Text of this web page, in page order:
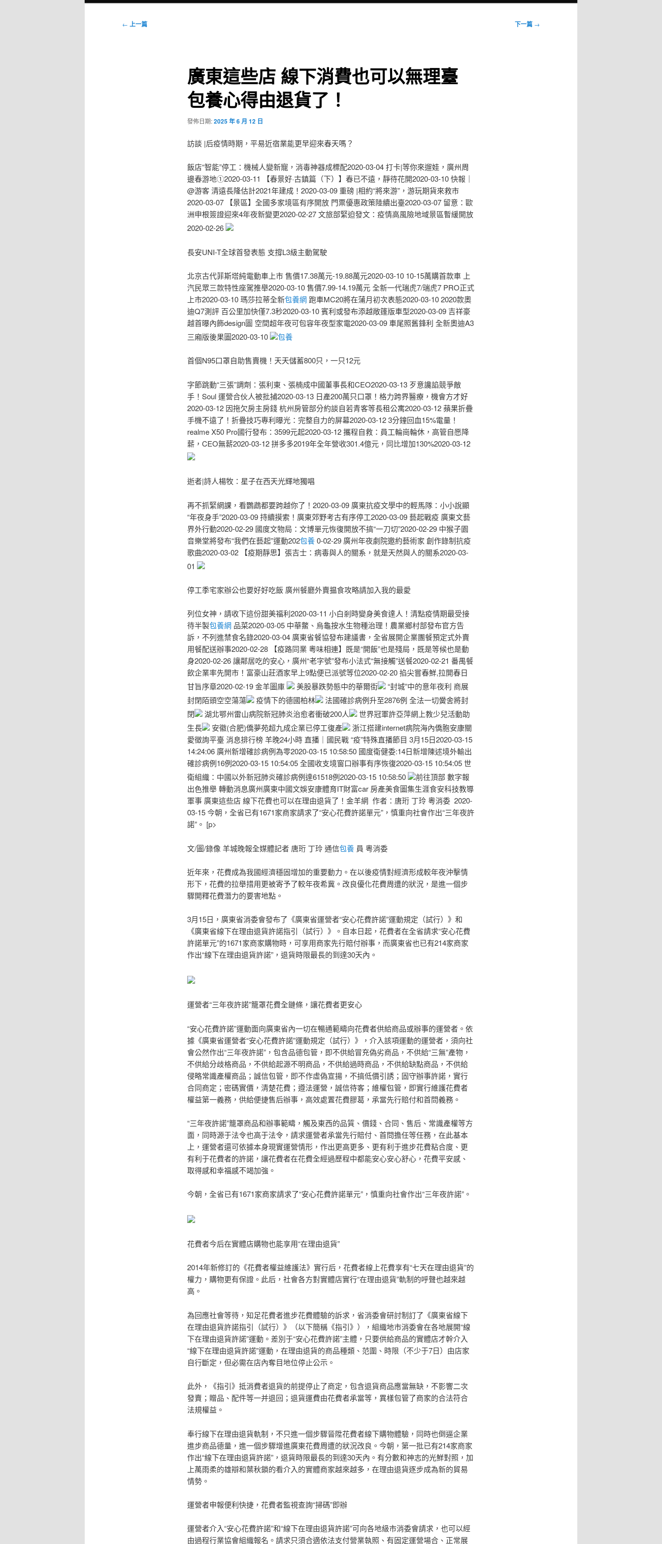
文
← 上一篇 下一篇 →
廣東這些店 線下消費也可以無理臺
包養心得由退貨了！
發佈日期:2025 年 6 月 12 日
訪談 |后疫情時期，平易近宿業能更早迎來春天嗎？
飯店“智能”停工：機械人變新寵，消毒神器成標配2020-03-04 打卡|等你來遛娃，廣州周
邊春游地①2020-03-11 【春景好·古鎮篇（下）】春已不遠，靜待花開2020-03-10 快報｜
@游客 清遠長隆估計2021年建成！2020-03-09 重磅 |相約“將來游”，游玩期貨來救市
2020-03-07 【景區】全國多家境區有序開放 門票優惠政策陸續出臺2020-03-07 留意：歐
洲申根簽證迎來4年夜新變更2020-02-27 文旅部緊迫發文：疫情高風險地域景區暫緩開放
2020-02-26
​長安UNI-T全球首發表態 支撐L3級主動駕駛
北京古代菲斯塔純電動車上市 售價17.38萬元-19.88萬元2020-03-10 ​10-15萬購首款車 上
汽民眾三款特性座駕推舉2020-03-10 ​售價7.99-14.19萬元 全新一代瑞虎7/瑞虎7 PRO正式
上市2020-03-10 瑪莎拉蒂全新包養網 跑車MC20將在蒲月初次表態2020-03-10 2020款奧
迪Q7測評 百公里加快僅7.3秒2020-03-10 賓利或發布添越敞篷版車型2020-03-09 吉祥豪
越首曝內飾design圖 空間超年夜可包容年夜型家電2020-03-09 車尾照舊鋒利 全新奧迪A3
三廂版後果圖2020-03-10
包養
首個N95口罩自助售賣機！天天儲蓄800只，一只12元
字節跳動“三張”調劑：張利東、張楠成中國董事長和CEO2020-03-13 歹意讒諂競爭敵
手！Soul 運營合伙人被批捕2020-03-13 日產200萬只口罩！格力跨界醫療，機會方才好
2020-03-12 因拖欠房主房錢 杭州房管部分約談自若青客等長租公寓2020-03-12 蘋果折疊
手機不遠了！折疊技巧專利曝光：完整自力的屏幕2020-03-12 3分鐘回血15%電量！
realme X50 Pro國行發布：3599元起2020-03-12 攜程自救：員工輪崗輪休，高管自愿降
薪，CEO無薪2020-03-12 拼多多2019年全年營收301.4億元，同比增加130%2020-03-12
逝者|詩人楊牧：星子在西天光輝地獨唱
再不抓緊網課，看鸚鵡都要跨越你了！2020-03-09 廣東抗疫文學中的輕馬隊：小小說顯
“年夜身手”2020-03-09 持續摸索！廣東郊野考古有序停工2020-03-09 藝起戰疫 廣東文藝
界外行動2020-02-29 國度文物局：文博單元恢復開放不搞“一刀切”2020-02-29 中猴子園
音樂堂將發布“我們在藝起”運動202包養0-02-29 廣州年夜劇院邀約藝術家 創作錄制抗疫
歌曲2020-03-02 【疫期靜思】張吉士：病毒與人的關系，就是天然與人的關系2020-03-
01
停工季宅家辦公也要好好吃飯 廣州餐廳外賣揾食攻略請加入我的最愛
列位女神，請收下這份甜美福利2020-03-11 小白剎時變身美食達人！清點疫情期最受接
待半製包養網 品菜2020-03-05 中華鱉、烏龜按水生物種治理！農業鄉村部發布官方告
訴，不列進禁食名錄2020-03-04 廣東省餐協發布建議書，全省展開企業團餐預定式外賣
用餐配送辦事2020-02-28 【疫路同業 粵味相連】既是“開飯”也是殘局，既是等候也是動
身2020-02-26 讓鄰居吃的安心，廣州“老字號”發布小法式“無接觸”送餐2020-02-21 番禺餐
飲企業率先開市！富豪山莊酒家早上9點便已派號等位2020-02-20 掐尖嘗春鮮,拉開春日
甘旨序章2020-02-19 金羊圖庫
美股暴跌勢態中的華爾街
“封城”中的意年夜利 商展
封閉陌頭空空蕩蕩
疫情下的德國柏林
法國確診病例升至2876例 全法一切黌舍將封
閉
湖北鄂州雷山病院新冠肺炎治愈者衝破200人
世界冠軍許亞萍網上教少兒活動助
生長
安徽(合肥)僑夢苑超九成企業已停工復產
浙江搭建internet病院海內僑胞安康關
愛徵詢平臺 消息排行榜 羊晚24小時 直播｜國民戰 “疫”特殊直播節目 3月15日2020-03-15
14:24:06 廣州新增確診病例為零2020-03-15 10:58:50 國度衛健委:14日新增陳述境外輸出
確診病例16例2020-03-15 10:54:05 全國收支境窗口辦事有序恢復2020-03-15 10:54:05 世
衛組織：中國以外新冠肺炎確診病例達61518例2020-03-15 10:58:50
前往頂部 數字報
出色推舉 轉動消息廣州廣東中國文娛安康體育IT財富car 房產美食圖集生涯食安科技教導
軍事 廣東這些店 線下花費也可以在理由退貨了！金羊網 作者：唐珩 丁玲 粵消委 2020-
03-15 今朝，全省已有1671家商家請求了“安心花費許諾單元”，慎重向社會作出“三年夜許
諾”。 [p>
文/圖/錄像 羊城晚報全媒體記者 唐珩 丁玲 通信包養員 粵消委
近年來，花費成為我國經濟穩固增加的重要動力。在以後疫情對經濟形成較年夜沖擊情
形下，花費的拉舉措用更被寄予了較年夜希冀。改良優化花費周遭的狀況，是進一個步
驟開釋花費潛力的要害地點。
3月15日，廣東省消委會發布了《廣東省運營者“安心花費許諾”運動規定（試行）》和
《廣東省線下在理由退貨許諾指引（試行）》。自本日起，花費者在全省請求“安心花費
許諾單元”的1671家商家購物時，可享用商家先行賠付辦事，而廣東省也已有214家商家
作出“線下在理由退貨許諾”，退貨時限最長的到達30天內。
運營者“三年夜許諾”籠罩花費全鏈條，讓花費者更安心
“安心花費許諾”運動面向廣東省內一切在暢通範疇向花費者供給商品或辦事的運營者。依
據《廣東省運營者“安心花費許諾”運動規定（試行）》，介入該項運動的運營者，須向社
會公然作出“三年夜許諾”，包含品德包管，即不供給冒充偽劣商品，不供給“三無”產物，
不供給分歧格商品，不供給起源不明商品，不供給過時商品，不供給缺點商品，不供給
侵略常識產權商品；誠信包管，即不作虛偽宣揚，不搞低價引誘；固守辦事許諾，實行
合同商定；密碼實價，清楚花費；遵法運營，誠信待客；維權包管，即實行維護花費者
權益第一義務，供給便捷售后辦事，高效處置花費膠葛，承當先行賠付和首問義務。
“三年夜許諾”籠罩商品和辦事範疇，觸及東西的品質、價錢、合同、售后、常識產權等方
面，同時源于法令也高于法令，請求運營者承當先行賠付、首問擔任等任務，在此基本
上，運營者還可依據本身現實運營情形，作出更高更多、更有利于進步花費粘合度、更
有利于花費者的許諾，讓花費者在花費全經過歷程中都能安心安心舒心，花費平安感、
取得感和幸福感不竭加強。
今朝，全省已有1671家商家請求了“安心花費許諾單元”，慎重向社會作出“三年夜許諾”。
花費者今后在實體店購物也能享用“在理由退貨”
2014年新修訂的《花費者權益維護法》實行后，花費者線上花費享有“七天在理由退貨”的
權力，購物更有保證。此后，社會各方對實體店實行“在理由退貨”軌制的呼聲也越來越
高。
為回應社會等待，知足花費者進步花費體驗的訴求，省消委會研討制訂了《廣東省線下
在理由退貨許諾指引（試行）》（以下簡稱《指引》），組織地市消委會在各地展開“線
下在理由退貨許諾”運動。差別于“安心花費許諾”主體，只要供給商品的實體店才幹介入
“線下在理由退貨許諾”運動，在理由退貨的商品種類、范圍、時限（不少于7日）由店家
自行斷定，但必需在店內奪目地位停止公示。
此外，《指引》抵消費者退貨的前提停止了商定，包含退貨商品應當無缺，不影響二次
發賣；贈品、配件等一并退回；退貨運費由花費者承當等，異樣包管了商家的合法符合
法規權益。
奉行線下在理由退貨軌制，不只進一個步驟晉陞花費者線下購物體驗，同時也倒逼企業
進步商品德量，進一個步驟增進廣東花費周遭的狀況改良。今朝，第一批已有214家商家
作出“線下在理由退貨許諾”，退貨時限最長的到達30天內。有分數和神志的光鮮對照，加
上萬雨柔的雄辯和葉秋鎖的看介入的實體商家越來越多，在理由退貨逐步成為新的貿易
情勢。
運營者申報便利快捷，花費者監視查詢“掃碼”即辦
運營者介入“安心花費許諾”和“線下在理由退貨許諾”可向各地級市消委會請求，也可以經
由過程行業協會組織報名。請求只須合適依法支付營業執照、有固定運營場合、正常展